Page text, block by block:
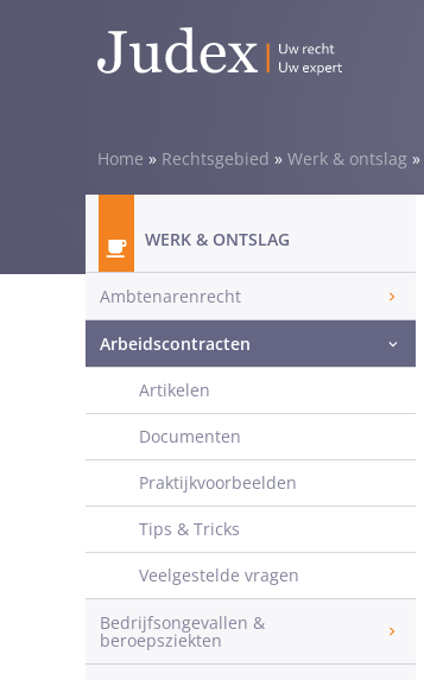
Home » Rechtsgebied » Werk & ontslag »
WERK & ONTSLAG
Ambtenarenrecht
Arbeidscontracten
Artikelen
Documenten
Praktijkvoorbeelden
Tips & Tricks
Veelgestelde vragen
Bedrijfsongevallen &
beroepsziekten